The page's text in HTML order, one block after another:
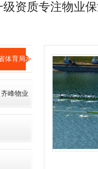
级资质专注物业
体育局水
峰物业